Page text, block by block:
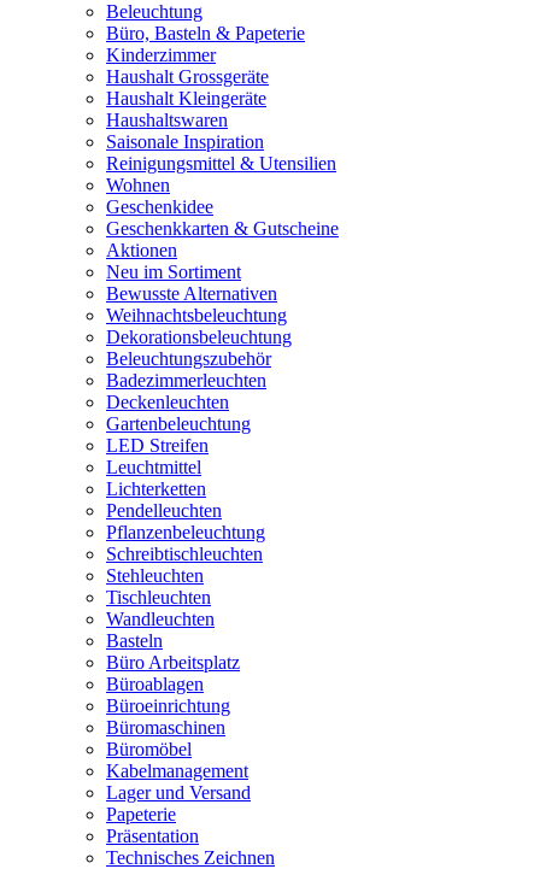
Beleuchtung
Büro, Basteln & Papeterie
Kinderzimmer
Haushalt Grossgeräte
Haushalt Kleingeräte
Haushaltswaren
Saisonale Inspiration
Reinigungsmittel & Utensilien
Wohnen
Geschenkidee
Geschenkkarten & Gutscheine
Aktionen
Neu im Sortiment
Bewusste Alternativen
Weihnachtsbeleuchtung
Dekorationsbeleuchtung
Beleuchtungszubehör
Badezimmerleuchten
Deckenleuchten
Gartenbeleuchtung
LED Streifen
Leuchtmittel
Lichterketten
Pendelleuchten
Pflanzenbeleuchtung
Schreibtischleuchten
Stehleuchten
Tischleuchten
Wandleuchten
Basteln
Büro Arbeitsplatz
Büroablagen
Büroeinrichtung
Büromaschinen
Büromöbel
Kabelmanagement
Lager und Versand
Papeterie
Präsentation
Technisches Zeichnen